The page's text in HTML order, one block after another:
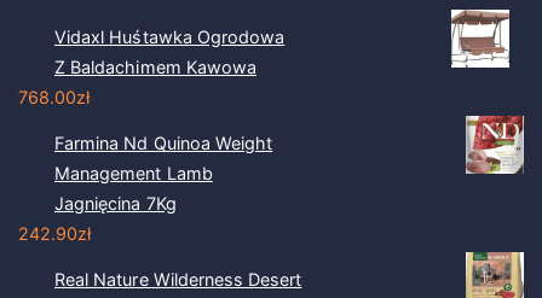
Vidaxl Huśtawka Ogrodowa
Z Baldachimem Kawowa
768.00zł
Farmina Nd Quinoa Weight
Management Lamb
Jagnięcina 7Kg
242.90zł
Real Nature Wilderness Desert